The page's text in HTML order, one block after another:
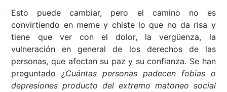
Esto puede cambiar, pero el camino no es
convirtiendo en meme y chiste lo que no da risa y
tiene que ver con el dolor, la vergüenza, la
vulneración en general de los derechos de las
personas, que afectan su paz y su confianza. Se han
preguntado¿Cuántas personas padecen fobias o
depresiones producto del extremo matoneo social